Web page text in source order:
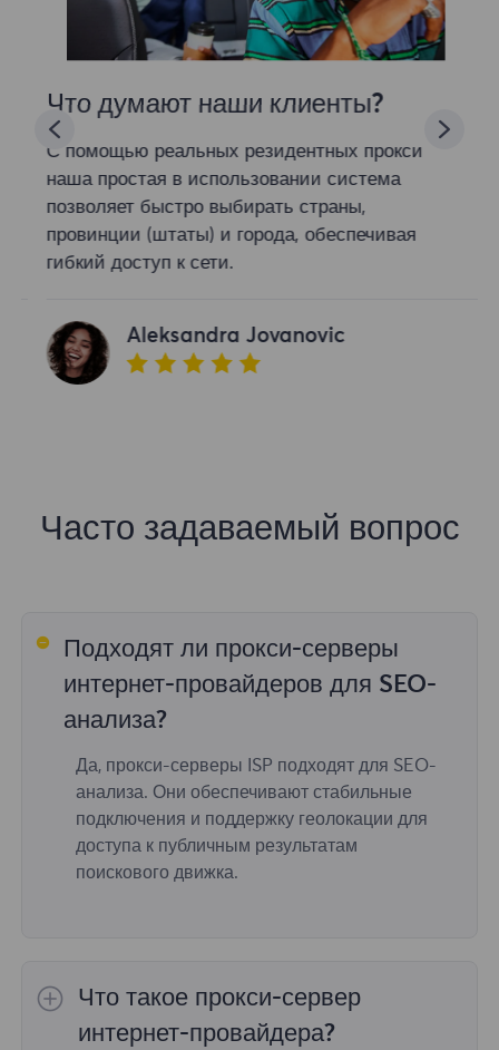
Что думают наши клиенты?
С помощью реальных резидентных прокси
наша простая в использовании система
позволяет быстро выбирать страны,
провинции (штаты) и города, обеспечивая
гибкий доступ к сети.
Aleksandra Jovanovic
Часто задаваемый вопрос
Подходят ли прокси-серверы
интернет-провайдеров для SEO-
анализа?
Да, прокси-серверы ISP подходят для SEO-
анализа. Они обеспечивают стабильные
подключения и поддержку геолокации для
доступа к публичным результатам
поискового движка.
Что такое прокси-сервер
интернет-провайдера?